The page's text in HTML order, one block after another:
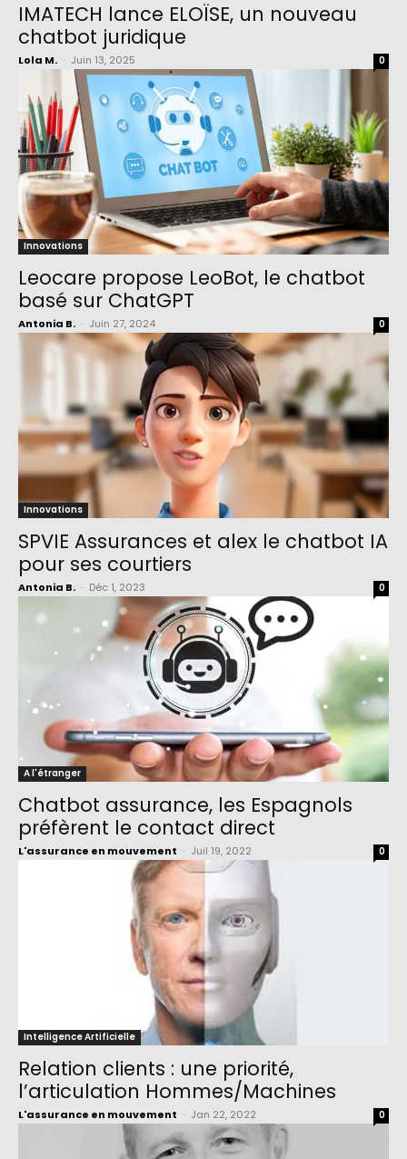
IMATECH lance ELOÏSE, un nouveau
chatbot juridique
Lola M. Juin 13, 2025 0
Innovations
Leocare propose LeoBot, le chatbot
basé sur ChatGPT
Antonia B. Juin 27, 2024 0
Innovations
SPVIE Assurances et alex le chatbot IA
pour ses courtiers
Antonia B. Déc 1, 2023 0
A l'étranger
Chatbot assurance, les Espagnols
préfèrent le contact direct
L'assurance en mouvement Juil 19, 2022 0
Intelligence Artificielle
Relation clients : une priorité,
l’articulation Hommes/Machines
L'assurance en mouvement Jan 22, 2022 0